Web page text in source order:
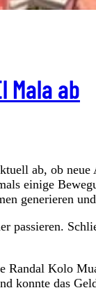
Mala ab
ab, ob
einige
generieren
passieren.
Randal Kolo
konnte das